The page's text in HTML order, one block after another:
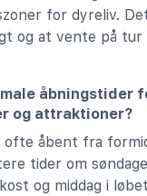
for dyreliv.
og at vente på
åbningstider
og attraktioner?
ofte åbent fra
tider om
og middag i